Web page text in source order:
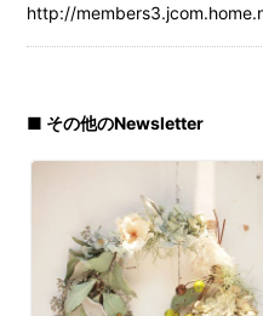
http://
■ その他のNewsletter